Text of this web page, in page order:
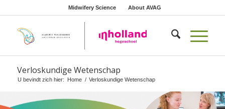
Midwifery Science About AVAG
Verloskundige Wetenschap
U bevindt zich hier: Home / Verloskundige Wetenschap